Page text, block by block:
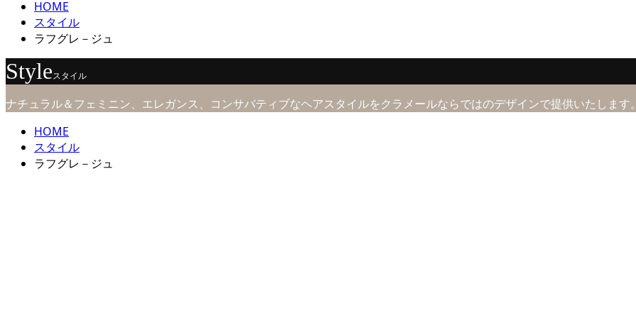
HOME
スタイル
ラフグレ－ジュ
Styleスタイル
ナチュラル＆フェミニン、エレガンス、コンサバティブなヘアスタイルをクラメールならではのデザインで提供いたします
HOME
スタイル
ラフグレ－ジュ